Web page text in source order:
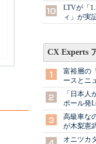
LTVが「
ィ」が実
CX Experts
富裕層の
ースとニ
「日本
ポール発
高級車な
が木梨憲
オニツカ